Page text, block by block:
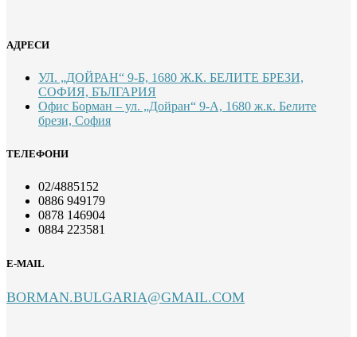
АДРЕСИ
УЛ. „ДОЙРАН“ 9-Б, 1680 Ж.К. БЕЛИТЕ БРЕЗИ,
СОФИЯ, БЪЛГАРИЯ
Офис Борман – ул. „Дойран“ 9-А, 1680 ж.к. Белите
брези, София
ТЕЛЕФОНИ
02/4885152
0886 949179
0878 146904
0884 223581
E-MAIL
BORMAN.BULGARIA@GMAIL.COM